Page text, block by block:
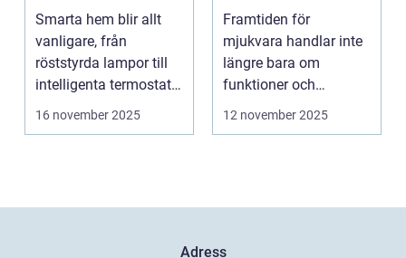
enheter
Smarta hem blir allt
vanligare, från
röststyrda lampor till
intelligenta termostater
och ...
16 november 2025
beteendedriven
personalisering
Framtiden för
mjukvara handlar inte
längre bara om
funktioner och
användargränss...
12 november 2025
Adress